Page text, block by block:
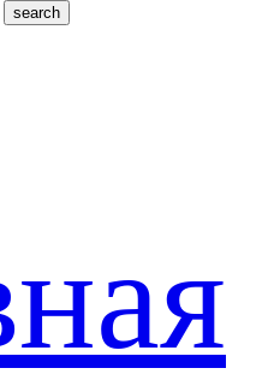
search